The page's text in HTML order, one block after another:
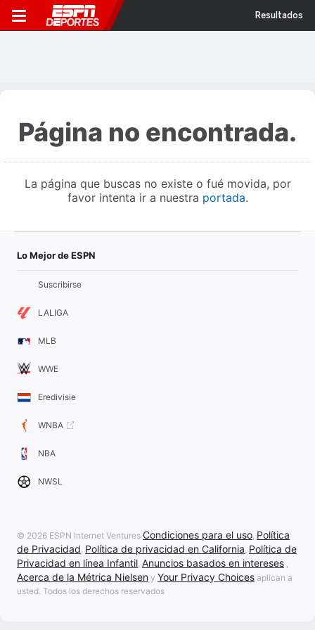
Resultados
Página no encontrada.
La página que buscas no existe o fué movida, por
favor intenta ir a nuestra portada.
Lo Mejor de ESPN
Suscribirse
LALIGA
MLB
WWE
Eredivisie
WNBA
NBA
NWSL
© 2026 ESPN Internet Ventures Condiciones para el uso, Política
de Privacidad, Política de privacidad en California, Política de
Privacidad en línea Infantil, Anuncios basados en intereses ,
Acerca de la Métrica Nielsen y Your Privacy Choices aplican a
usted. Todos los derechos reservados